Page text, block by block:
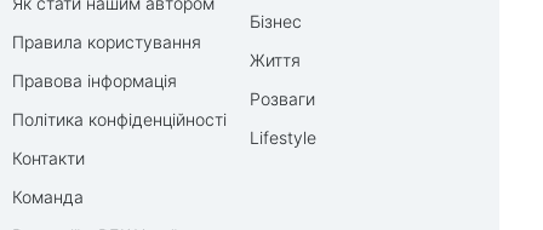
Правила користування
Правова інформація
Політика конфіденційності
Контакти
Команда
Бізнес
Життя
Розваги
Lifestyle